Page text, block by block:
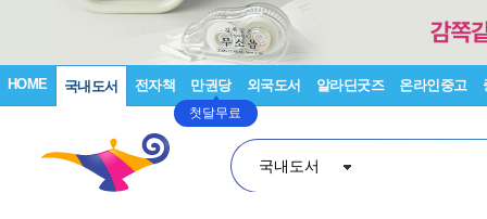
HOME 국내도서 전자책 만권당
첫달무료
외국도서 알라딘굿즈 온라인중고
국내도서